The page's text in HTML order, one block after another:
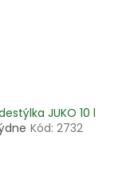
JUKO 10 l
Kód: 2732